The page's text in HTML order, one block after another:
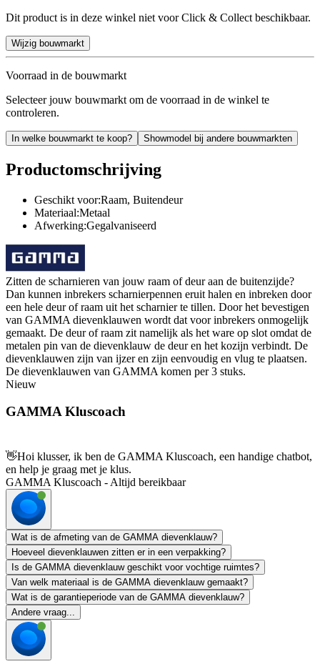
Dit product is in deze winkel niet voor Click & Collect beschikbaar.
Wijzig bouwmarkt
Voorraad in de bouwmarkt
Selecteer jouw bouwmarkt om de voorraad in de winkel te
controleren.
In welke bouwmarkt te koop? Showmodel bij andere bouwmarkten
Productomschrijving
Geschikt voor:Raam, Buitendeur
Materiaal:Metaal
Afwerking:Gegalvaniseerd
Zitten de scharnieren van jouw raam of deur aan de buitenzijde?
Dan kunnen inbrekers scharnierpennen eruit halen en inbreken door
een hele deur of raam uit het scharnier te tillen. Door het bevestigen
van GAMMA dievenklauwen wordt dat voor inbrekers onmogelijk
gemaakt. De deur of raam zit namelijk als het ware op slot omdat de
metalen pin van de dievenklauw de deur en het kozijn verbindt. De
dievenklauwen zijn van ijzer en zijn eenvoudig en vlug te plaatsen.
De dievenklauwen van GAMMA komen per 3 stuks.
Nieuw
GAMMA Kluscoach
👋Hoi klusser, ik ben de GAMMA Kluscoach, een handige chatbot,
en help je graag met je klus.
GAMMA Kluscoach - Altijd bereikbaar
Wat is de afmeting van de GAMMA dievenklauw?
Hoeveel dievenklauwen zitten er in een verpakking?
Is de GAMMA dievenklauw geschikt voor vochtige ruimtes?
Van welk materiaal is de GAMMA dievenklauw gemaakt?
Wat is de garantieperiode van de GAMMA dievenklauw?
Andere vraag...